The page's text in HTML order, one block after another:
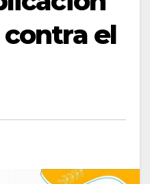
el